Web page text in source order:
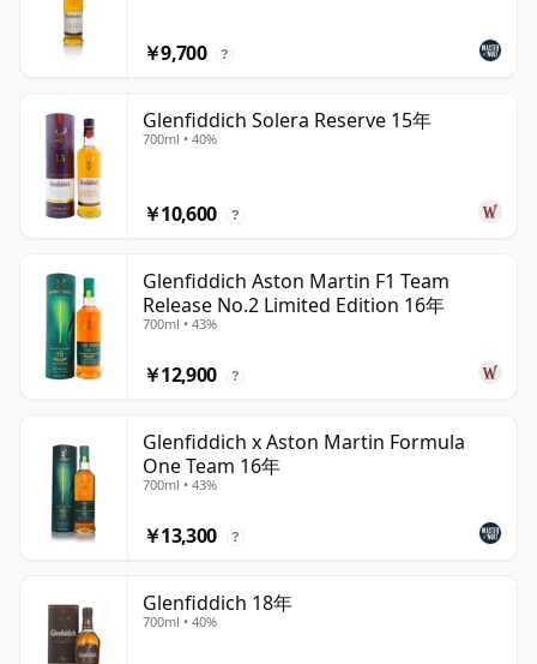
￥9,700 ?
Glenfiddich Solera Reserve 15年
700ml • 40%
￥10,600 ?
Glenfiddich Aston Martin F1 Team
Release No.2 Limited Edition 16年
700ml • 43%
￥12,900 ?
Glenfiddich x Aston Martin Formula
One Team 16年
700ml • 43%
￥13,300 ?
Glenfiddich 18年
700ml • 40%